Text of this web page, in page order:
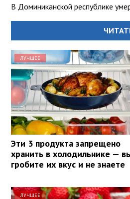
В Доминиканской республике
ЛУЧШЕЕ
Эти 3 продукта запрещено
хранить в холодильнике —
гробите их вкус и не знаете
ЛУЧШЕЕ